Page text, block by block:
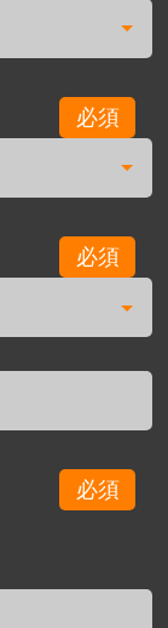
必須
必須
必須